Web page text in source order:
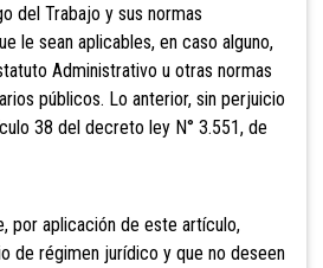
del Trabajo y sus normas
le sean aplicables, en caso alguno,
Administrativo u otras normas
públicos. Lo anterior, sin perjuicio
38 del decreto ley N° 3.551, de
por aplicación de este artículo,
de régimen jurídico y que no deseen